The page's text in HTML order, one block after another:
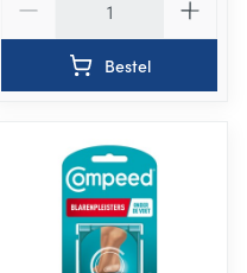
Bestel